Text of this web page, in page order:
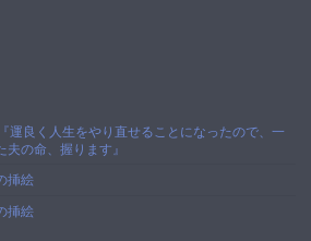
運良く人生をやり直せることになったので、一
の命、握ります』
挿絵
挿絵